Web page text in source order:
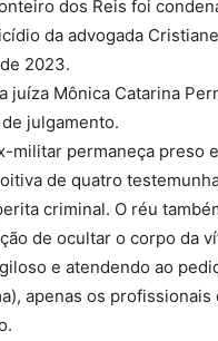
dos Reis foi
da advogada
2023.
Mônica Catarina
julgamento.
militar permaneça preso
de quatro
criminal. O réu
de ocultar o corpo da
e atendendo ao
apenas os